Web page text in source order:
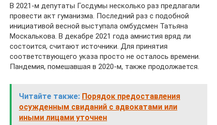
В 2021-м депутаты Госдумы несколько раз предлагали
провести акт гуманизма. Последний раз с подобной
инициативой весной выступала омбудсмен Татьяна
Москалькова. В декабре 2021 года амнистия вряд ли
состоится, считают источники. Для принятия
соответствующего указа просто не осталось времени.
Пандемия, помешавшая в 2020-м, также продолжается.
Читайте также: Порядок предоставления
осужденным свиданий с адвокатами или
иными лицами уточнен